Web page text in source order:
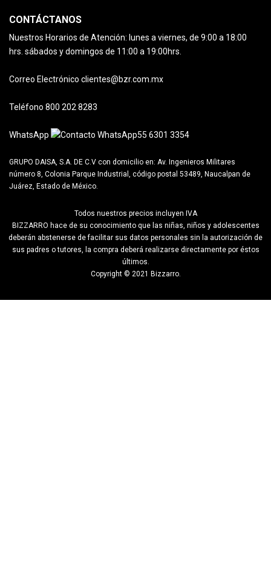
CONTÁCTANOS
Nuestros Horarios de Atención: lunes a viernes, de 9:00 a 18:00
hrs. sábados y domingos de 11:00 a 19:00hrs.
Correo Electrónico clientes@bzr.com.mx
Teléfono 800 202 8283
WhatsApp 55 6301 3354
GRUPO DAISA, S.A. DE C.V con domicilio en: Av. Ingenieros Militares
número 8, Colonia Parque Industrial, código postal 53489, Naucalpan de
Juárez, Estado de México.
Todos nuestros precios incluyen IVA
BIZZARRO hace de su conocimiento que las niñas, niños y adolescentes
deberán abstenerse de facilitar sus datos personales sin la autorización de
sus padres o tutores, la compra deberá realizarse directamente por éstos
últimos.
Copyright © 2021 Bizzarro.